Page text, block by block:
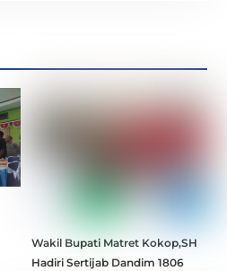
Wakil Bupati Matret Kokop,SH
Hadiri Sertijab Dandim 1806